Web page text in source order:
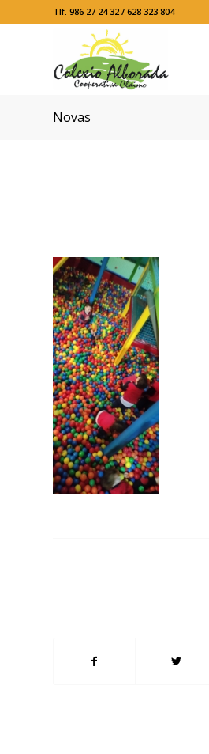
Tlf. 986 27 24 32 / 628 323 804
Novas